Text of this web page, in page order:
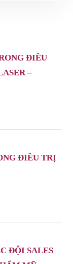
ĐIỀU
–
ĐIỀU TRỊ
ĐỘI SALES